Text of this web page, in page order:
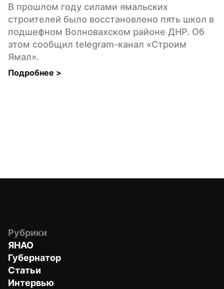
В прошлом году силами ямальских
строителей было восстановлено пять школ в
подшефном Волновахском районе ДНР. Об
этом сообщил telegram-канал «Строим
Ямал».
Подробнее >
Рубрики
ЯНАО
Губернатор
Статьи
Интервью